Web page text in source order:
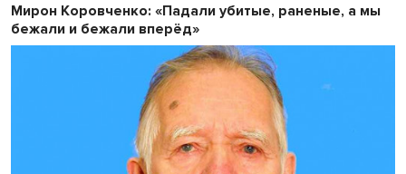
Мирон Коровченко: «Падали убитые, раненые, а мы
бежали и бежали вперёд»